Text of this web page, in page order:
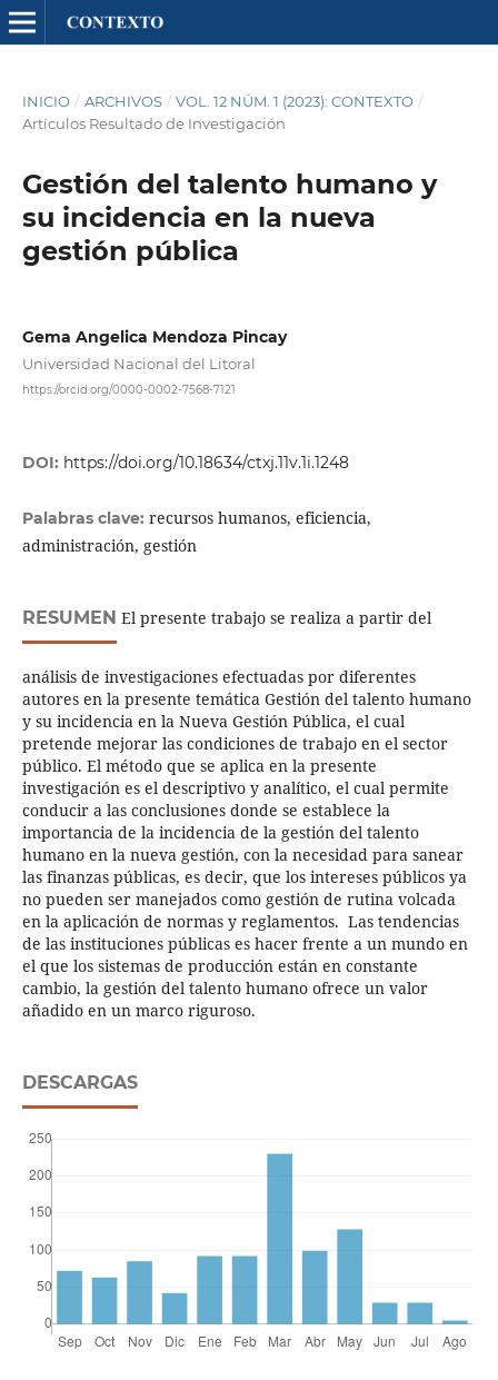
INICIO / ARCHIVOS / VOL. 12 NÚM. 1 (2023): CONTEXTO /
Artículos Resultado de Investigación
Gestión del talento humano y
su incidencia en la nueva
gestión pública
Gema Angelica Mendoza Pincay
Universidad Nacional del Litoral
https://orcid.org/0000-0002-7568-7121
DOI: https://doi.org/10.18634/ctxj.11v.1i.1248
Palabras clave: recursos humanos, eficiencia,
administración, gestión
RESUMEN El presente trabajo se realiza a partir del
análisis de investigaciones efectuadas por diferentes
autores en la presente temática Gestión del talento humano
y su incidencia en la Nueva Gestión Pública, el cual
pretende mejorar las condiciones de trabajo en el sector
público. El método que se aplica en la presente
investigación es el descriptivo y analítico, el cual permite
conducir a las conclusiones donde se establece la
importancia de la incidencia de la gestión del talento
humano en la nueva gestión, con la necesidad para sanear
las finanzas públicas, es decir, que los intereses públicos ya
no pueden ser manejados como gestión de rutina volcada
en la aplicación de normas y reglamentos. Las tendencias
de las instituciones públicas es hacer frente a un mundo en
el que los sistemas de producción están en constante
cambio, la gestión del talento humano ofrece un valor
añadido en un marco riguroso.
DESCARGAS